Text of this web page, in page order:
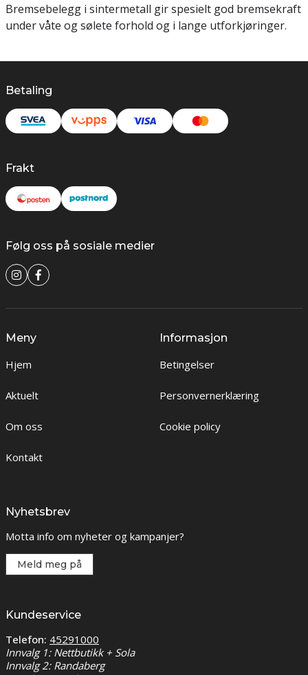
Bremsebelegg i sintermetall gir spesielt god bremsekraft
under våte og sølete forhold og i lange utforkjøringer.
Betaling
Frakt
Følg oss på sosiale medier
Meny
Hjem
Aktuelt
Om oss
Kontakt
Informasjon
Betingelser
Personvernerklæring
Cookie policy
Nyhetsbrev
Motta info om nyheter og kampanjer?
Meld meg på
Kundeservice
Telefon: 45291000
Innvalg 1: Nettbutikk + Sola
Innvalg 2: Randaberg